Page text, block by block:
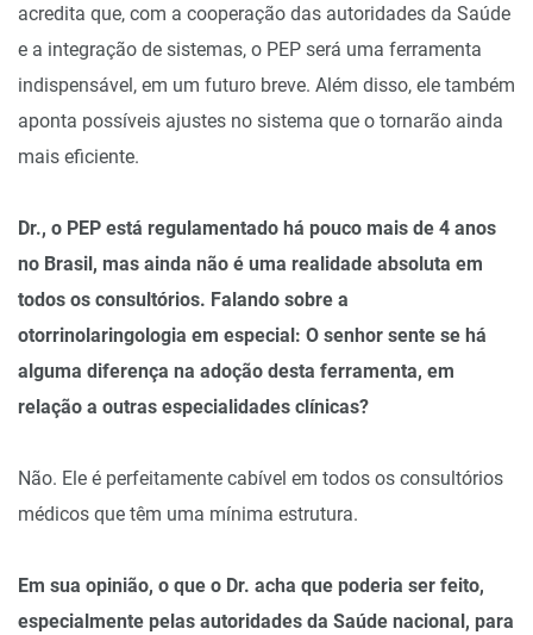
acredita que, com a cooperação das autoridades da Saúde
e a integração de sistemas, o PEP será uma ferramenta
indispensável, em um futuro breve. Além disso, ele também
aponta possíveis ajustes no sistema que o tornarão ainda
mais eficiente.
Dr., o PEP está regulamentado há pouco mais de 4 anos
no Brasil, mas ainda não é uma realidade absoluta em
todos os consultórios. Falando sobre a
otorrinolaringologia em especial: O senhor sente se há
alguma diferença na adoção desta ferramenta, em
relação a outras especialidades clínicas?
Não. Ele é perfeitamente cabível em todos os consultórios
médicos que têm uma mínima estrutura.
Em sua opinião, o que o Dr. acha que poderia ser feito,
especialmente pelas autoridades da Saúde nacional, para